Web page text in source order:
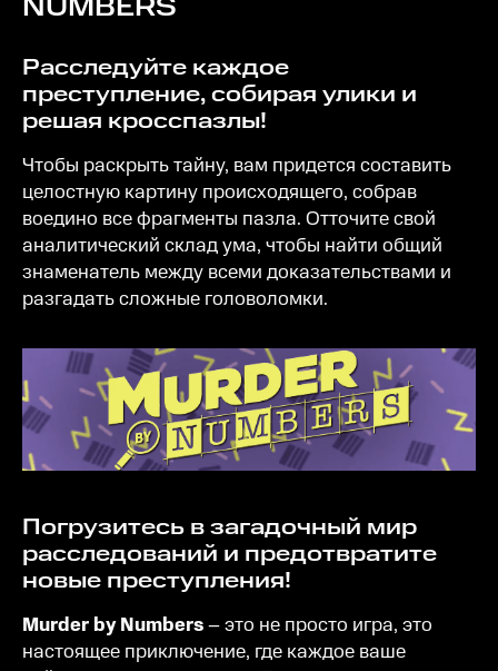
NUMBERS
Расследуйте каждое
преступление, собирая улики и
решая кросспазлы!
Чтобы раскрыть тайну, вам придется составить
целостную картину происходящего, собрав
воедино все фрагменты пазла. Отточите свой
аналитический склад ума, чтобы найти общий
знаменатель между всеми доказательствами и
разгадать сложные головоломки.
Погрузитесь в загадочный мир
расследований и предотвратите
новые преступления!
Murder by Numbers– это не просто игра, это
настоящее приключение, где каждое ваше